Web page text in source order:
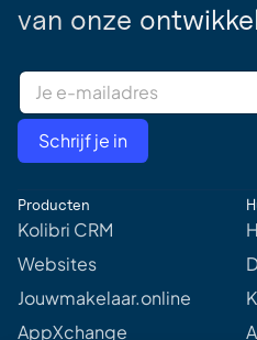
van onze
E
a
l
d
r
s
*
Schrijf je in
Producten
Kolibri CRM
Websites
Jouwmakelaar.online
AppXchange